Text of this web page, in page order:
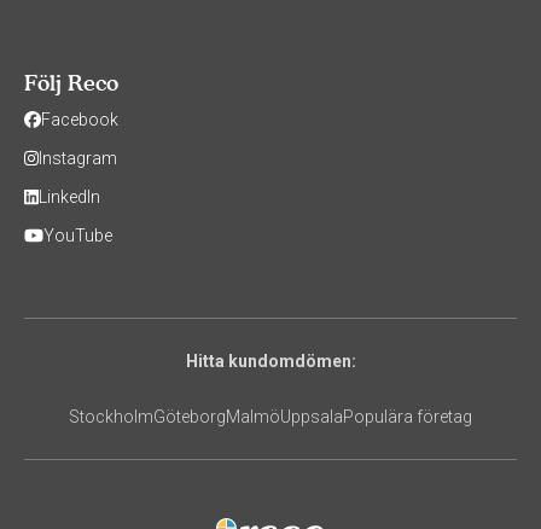
Följ Reco
Facebook
Instagram
LinkedIn
YouTube
Hitta kundomdömen:
StockholmGöteborgMalmöUppsalaPopulära företag